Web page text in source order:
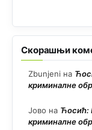
Скорашњи
Zbunjeni на
криминалне
Јово на Ћосић:
криминалне